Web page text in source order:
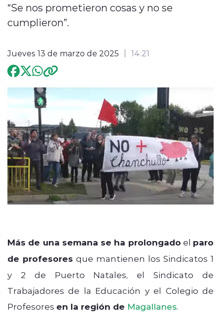
Entrevistas
modo claro
“Se nos prometieron cosas y no se
cumplieron”.
Jueves 13 de marzo de 2025 14:21
Más de una semana se ha prolongado el paro
de profesores que mantienen los Sindicatos 1
y 2 de Puerto Natales, el Sindicato de
Trabajadores de la Educación y el Colegio de
Profesores en la región de Magallanes.